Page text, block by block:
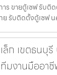
ร ขายตู้เซฟ รับติ
ย รับติดตั้งตู้เซฟ
ล็ก เขตธนบุ
งานมืออาชี